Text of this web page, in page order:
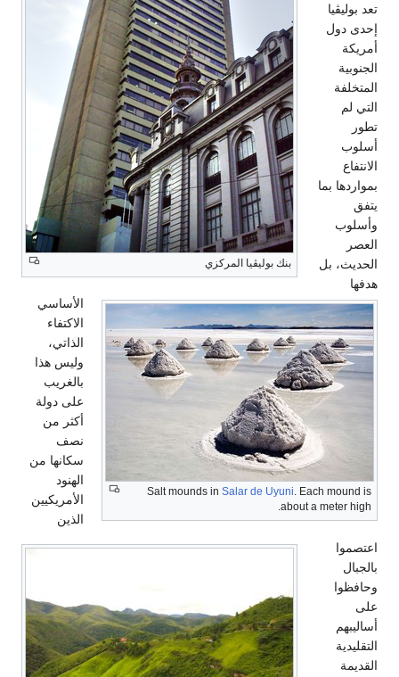
بنك بوليڤيا المركزي
Salt mounds inSalar de Uyuni. Each mound is
about a meter high.
تعد بوليڤيا
إحدى دول
أمريكة
الجنوبية
المتخلفة
التي لم
تطور
أسلوب
الانتفاع
بمواردها بما
يتفق
وأسلوب
العصر
الحديث، بل
هدفها
الأساسي
الاكتفاء
الذاتي،
وليس هذا
بالغريب
على دولة
أكثر من
نصف
سكانها من
الهنود
الأمريكيين
الذين
اعتصموا
بالجبال
وحافظوا
على
أساليبهم
التقليدية
القديمة